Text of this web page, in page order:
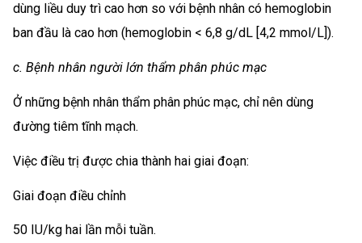
dùng liều duy trì cao hơn so với bệnh nhân có hemoglobin
ban đầu là cao hơn (hemoglobin < 6,8 g/dL [4,2 mmol/L]).
c. Bệnh nhân người lớn thẩm phân phúc mạc
Ở những bệnh nhân thẩm phân phúc mạc, chỉ nên dùng
đường tiêm tĩnh mạch.
Việc điều trị được chia thành hai giai đoạn:
Giai đoạn điều chỉnh
50 IU/kg hai lần mỗi tuần.